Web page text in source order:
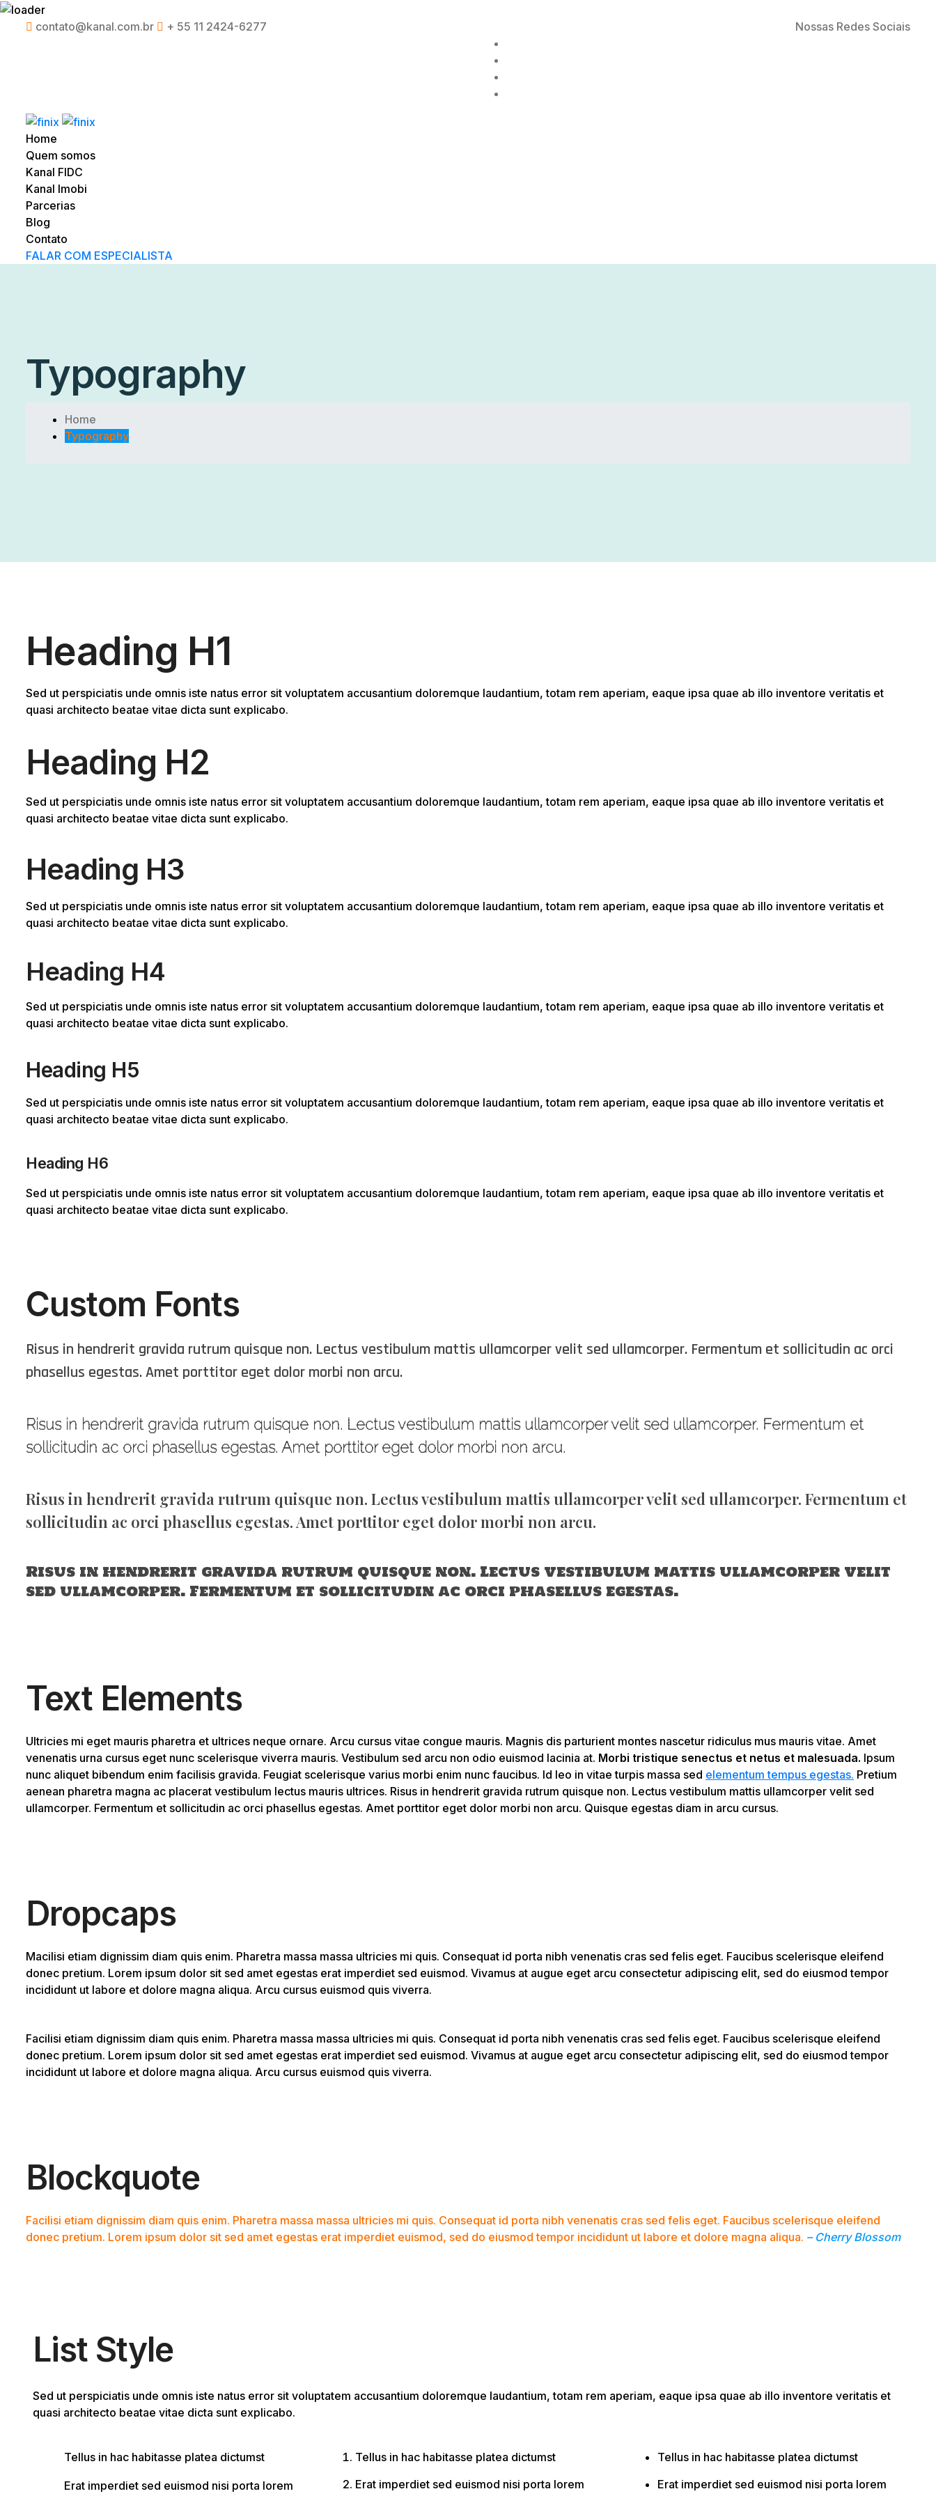
contato@kanal.com.br + 55 11 2424-6277 Nossas Redes Sociais
Home
Quem somos
Kanal FIDC
Kanal Imobi
Parcerias
Blog
Contato
FALAR COM ESPECIALISTA
Typography
Home
Typography
Heading H1
Sed ut perspiciatis unde omnis iste natus error sit voluptatem accusantium doloremque laudantium, totam rem aperiam, eaque ipsa quae ab illo inventore veritatis et
quasi architecto beatae vitae dicta sunt explicabo.
Heading H2
Sed ut perspiciatis unde omnis iste natus error sit voluptatem accusantium doloremque laudantium, totam rem aperiam, eaque ipsa quae ab illo inventore veritatis et
quasi architecto beatae vitae dicta sunt explicabo.
Heading H3
Sed ut perspiciatis unde omnis iste natus error sit voluptatem accusantium doloremque laudantium, totam rem aperiam, eaque ipsa quae ab illo inventore veritatis et
quasi architecto beatae vitae dicta sunt explicabo.
Heading H4
Sed ut perspiciatis unde omnis iste natus error sit voluptatem accusantium doloremque laudantium, totam rem aperiam, eaque ipsa quae ab illo inventore veritatis et
quasi architecto beatae vitae dicta sunt explicabo.
Heading H5
Sed ut perspiciatis unde omnis iste natus error sit voluptatem accusantium doloremque laudantium, totam rem aperiam, eaque ipsa quae ab illo inventore veritatis et
quasi architecto beatae vitae dicta sunt explicabo.
Heading H6
Sed ut perspiciatis unde omnis iste natus error sit voluptatem accusantium doloremque laudantium, totam rem aperiam, eaque ipsa quae ab illo inventore veritatis et
quasi architecto beatae vitae dicta sunt explicabo.
Custom Fonts
Risus in hendrerit gravida rutrum quisque non. Lectus vestibulum mattis ullamcorper velit sed ullamcorper. Fermentum et sollicitudin ac orci
phasellus egestas. Amet porttitor eget dolor morbi non arcu.
Risus in hendrerit gravida rutrum quisque non. Lectus vestibulum mattis ullamcorper velit sed ullamcorper. Fermentum et
sollicitudin ac orci phasellus egestas. Amet porttitor eget dolor morbi non arcu.
Risus in hendrerit gravida rutrum quisque non. Lectus vestibulum mattis ullamcorper velit sed ullamcorper. Fermentum et
sollicitudin ac orci phasellus egestas. Amet porttitor eget dolor morbi non arcu.
Risus in hendrerit gravida rutrum quisque non. Lectus vestibulum mattis ullamcorper velit
sed ullamcorper. Fermentum et sollicitudin ac orci phasellus egestas.
Text Elements
Ultricies mi eget mauris pharetra et ultrices neque ornare. Arcu cursus vitae congue mauris. Magnis dis parturient montes nascetur ridiculus mus mauris vitae. Amet
venenatis urna cursus eget nunc scelerisque viverra mauris. Vestibulum sed arcu non odio euismod lacinia at. Morbi tristique senectus et netus et malesuada. Ipsum
nunc aliquet bibendum enim facilisis gravida. Feugiat scelerisque varius morbi enim nunc faucibus. Id leo in vitae turpis massa sed elementum tempus egestas. Pretium
aenean pharetra magna ac placerat vestibulum lectus mauris ultrices. Risus in hendrerit gravida rutrum quisque non. Lectus vestibulum mattis ullamcorper velit sed
ullamcorper. Fermentum et sollicitudin ac orci phasellus egestas. Amet porttitor eget dolor morbi non arcu. Quisque egestas diam in arcu cursus.
Dropcaps
Macilisi etiam dignissim diam quis enim. Pharetra massa massa ultricies mi quis. Consequat id porta nibh venenatis cras sed felis eget. Faucibus scelerisque eleifend
donec pretium. Lorem ipsum dolor sit sed amet egestas erat imperdiet sed euismod. Vivamus at augue eget arcu consectetur adipiscing elit, sed do eiusmod tempor
incididunt ut labore et dolore magna aliqua. Arcu cursus euismod quis viverra.
Facilisi etiam dignissim diam quis enim. Pharetra massa massa ultricies mi quis. Consequat id porta nibh venenatis cras sed felis eget. Faucibus scelerisque eleifend
donec pretium. Lorem ipsum dolor sit sed amet egestas erat imperdiet sed euismod. Vivamus at augue eget arcu consectetur adipiscing elit, sed do eiusmod tempor
incididunt ut labore et dolore magna aliqua. Arcu cursus euismod quis viverra.
Blockquote
Facilisi etiam dignissim diam quis enim. Pharetra massa massa ultricies mi quis. Consequat id porta nibh venenatis cras sed felis eget. Faucibus scelerisque eleifend
donec pretium. Lorem ipsum dolor sit sed amet egestas erat imperdiet euismod, sed do eiusmod tempor incididunt ut labore et dolore magna aliqua. – Cherry Blossom
List Style
Sed ut perspiciatis unde omnis iste natus error sit voluptatem accusantium doloremque laudantium, totam rem aperiam, eaque ipsa quae ab illo inventore veritatis et
quasi architecto beatae vitae dicta sunt explicabo.
Tellus in hac habitasse platea dictumst
Erat imperdiet sed euismod nisi porta lorem
Tellus in hac habitasse platea dictumst
Erat imperdiet sed euismod nisi porta lorem
Tellus in hac habitasse platea dictumst
Erat imperdiet sed euismod nisi porta lorem